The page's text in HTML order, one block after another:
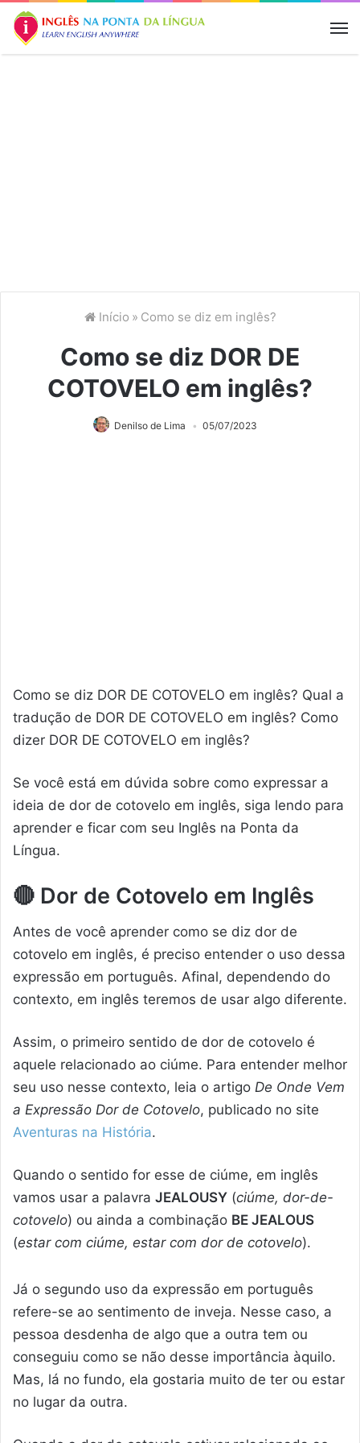
Início » Como se diz em inglês?
Como se diz DOR DE
COTOVELO em inglês?
Denilso de Lima 05/07/2023
Como se diz DOR DE COTOVELO em inglês? Qual a
tradução de DOR DE COTOVELO em inglês? Como
dizer DOR DE COTOVELO em inglês?
Se você está em dúvida sobre como expressar a
ideia de dor de cotovelo em inglês, siga lendo para
aprender e ficar com seu Inglês na Ponta da
Língua.
🔴 Dor de Cotovelo em Inglês
Antes de você aprender como se diz dor de
cotovelo em inglês, é preciso entender o uso dessa
expressão em português. Afinal, dependendo do
contexto, em inglês teremos de usar algo diferente.
Assim, o primeiro sentido de dor de cotovelo é
aquele relacionado ao ciúme. Para entender melhor
seu uso nesse contexto, leia o artigo De Onde Vem
a Expressão Dor de Cotovelo, publicado no site
Aventuras na História.
Quando o sentido for esse de ciúme, em inglês
vamos usar a palavra JEALOUSY (ciúme, dor-de-
cotovelo) ou ainda a combinação BE JEALOUS
(estar com ciúme, estar com dor de cotovelo).
Já o segundo uso da expressão em português
refere-se ao sentimento de inveja. Nesse caso, a
pessoa desdenha de algo que a outra tem ou
conseguiu como se não desse importância àquilo.
Mas, lá no fundo, ela gostaria muito de ter ou estar
no lugar da outra.